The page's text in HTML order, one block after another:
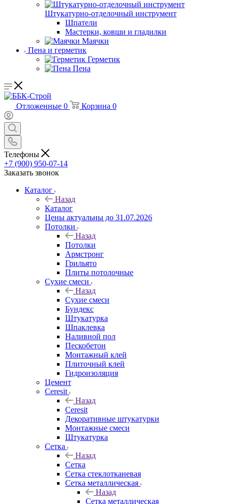
Штукатурно-отделочный инструмент
Шпатели
Мастерки, ковши и гладилки
Маячки
Пена и герметик
Герметик
Пена
Отложенные 0 Корзина 0
Телефоны
+7 (900) 950-07-14
Заказать звонок
Каталог
Назад
Каталог
Цены актуальны до 31.07.2026
Потолки
Назад
Потолки
Армстронг
Грильято
Плиты потолочные
Сухие смеси
Назад
Сухие смеси
Бундекс
Штукатурка
Шпаклевка
Наливной пол
Пескобетон
Монтажный клей
Плиточный клей
Гидроизоляция
Цемент
Ceresit
Назад
Ceresit
Декоративные штукатурки
Монтажные смеси
Штукатурка
Сетка
Назад
Сетка
Сетка стеклотканевая
Сетка металлическая
Назад
Сетка металлическая